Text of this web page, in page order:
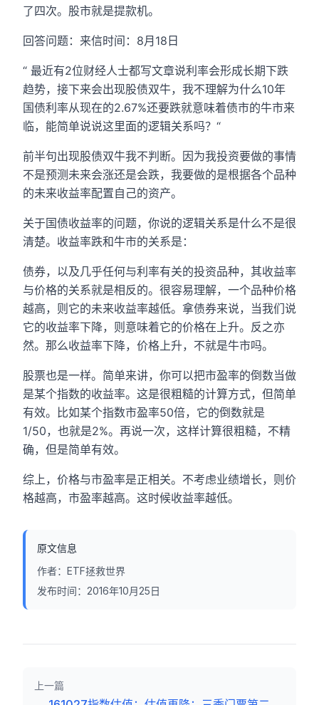
了四次。股市就是提款机。
回答问题：来信时间：8月18日
“ 最近有2位财经人士都写文章说利率会形成长期下跌
趋势，接下来会出现股债双牛，我不理解为什么10年
国债利率从现在的2.67%还要跌就意味着债市的牛市来
临，能简单说说这里面的逻辑关系吗？“
前半句出现股债双牛我不判断。因为我投资要做的事情
不是预测未来会涨还是会跌，我要做的是根据各个品种
的未来收益率配置自己的资产。
关于国债收益率的问题，你说的逻辑关系是什么不是很
清楚。收益率跌和牛市的关系是：
债券，以及几乎任何与利率有关的投资品种，其收益率
与价格的关系就是相反的。很容易理解，一个品种价格
越高，则它的未来收益率越低。拿债券来说，当我们说
它的收益率下降，则意味着它的价格在上升。反之亦
然。那么收益率下降，价格上升，不就是牛市吗。
股票也是一样。简单来讲，你可以把市盈率的倒数当做
是某个指数的收益率。这是很粗糙的计算方式，但简单
有效。比如某个指数市盈率50倍，它的倒数就是
1/50，也就是2%。再说一次，这样计算很粗糙，不精
确，但是简单有效。
综上，价格与市盈率是正相关。不考虑业绩增长，则价
格越高，市盈率越高。这时候收益率越低。
原文信息
作者： ETF拯救世界
发布时间： 2016年10月25日
上一篇